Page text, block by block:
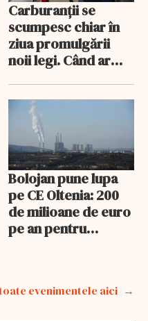
Carburanții se
scumpesc chiar în
ziua promulgării
noii legi. Când ar
motorinei
Bolojan pune lupa
pe CE Oltenia: 200
de milioane de euro
pe an pentru
evenimentele aici